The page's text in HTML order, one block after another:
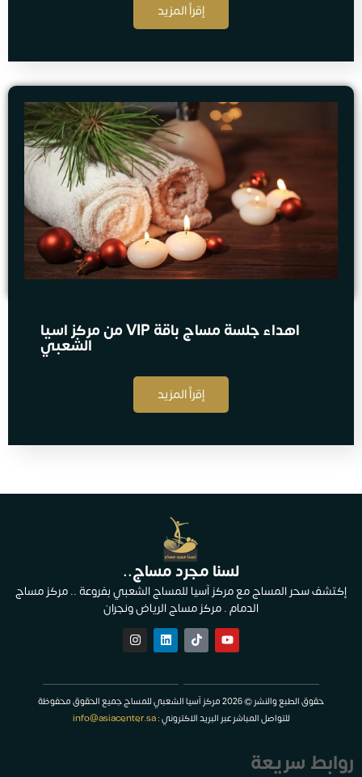
إقرأ المزيد
اهداء جلسة مساج​ باقة VIP من مركز اسيا
الشعبي
إقرأ المزيد
لسنا مجرد مساج..
إكتشف سحر المساج مع مركز آسيا للمساج الشعبي بفروعة .. مركز مساج
الدمام . مركز مساج الرياض ونجران
حقوق الطبع والنشر © 2026 مركز آسيا الشعبي للمساج جميع الحقوق محفوظة
للتواصل المباشر عبر البريد الاكتروني :info@asiacenter.sa
روابط سريعة